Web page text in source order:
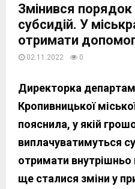
Змінився
субсидій. У
отримати
02.11.2022 0
Директорка
Кропивницької
пояснила, у якій
виплачуватимуться
отримати внутрішньо
ще сталися зміни у